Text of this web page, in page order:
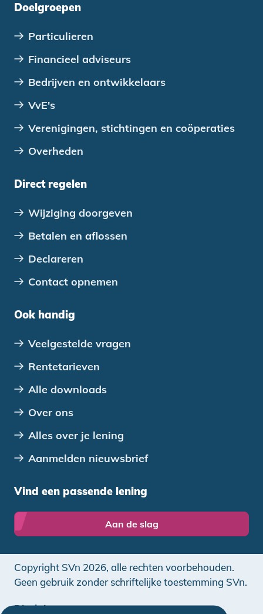
Doelgroepen
Particulieren
Financieel adviseurs
Bedrijven en ontwikkelaars
VvE's
Verenigingen, stichtingen en coöperaties
Overheden
Direct regelen
Wijziging doorgeven
Betalen en aflossen
Declareren
Contact opnemen
Ook handig
Veelgestelde vragen
Rentetarieven
Alle downloads
Over ons
Alles over je lening
Aanmelden nieuwsbrief
Vind een passende lening
Aan de slag
Copyright SVn 2026, alle rechten voorbehouden.
Geen gebruik zonder schriftelijke toestemming SVn.
Disclaimer